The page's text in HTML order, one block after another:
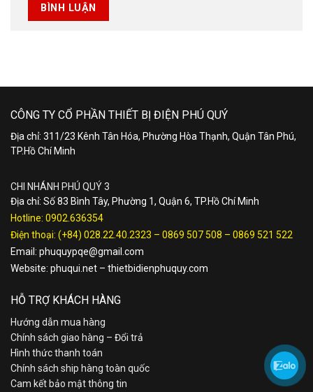
CÔNG TY CỔ PHẦN THIẾT BỊ ĐIỆN PHÚ QUÝ
Địa chỉ: 311/23 Kênh Tân Hóa, Phường Hòa Thạnh, Quận Tân Phú,
TP.Hồ Chí Minh
CHI NHÁNH PHÚ QUÝ 3
Địa chỉ: Số 83 Bình Tây, Phường 1, Quận 6, TP.Hồ Chí Minh
Hotline: 0902.636354
Điện thoại: (+84) 028.22.40.2323 – 0869 507 508 – 0869 521 522
Email: phuquypqe@gmail.com
Website: phuqui.net – thietbidienphuquy.com
HỖ TRỢ KHÁCH HÀNG
Hướng dẫn mua hàng
Chính sách giao hàng – Đổi trả
Hình thức thanh toán
Chính sách ship hàng toàn quốc
Cam kết bảo mật thông tin